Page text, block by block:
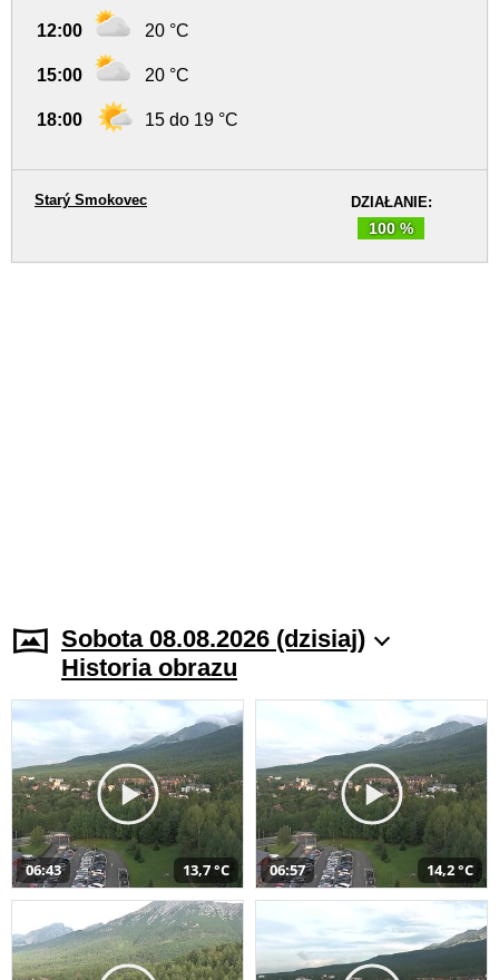
12:00 20 °C
15:00 20 °C
18:00 15 do 19 °C
DZIAŁANIE:
100 %
Starý Smokovec
Sobota 08.08.2026 (dzisiaj)
Historia obrazu
06:43 13,7 °C 06:57 14,2 °C